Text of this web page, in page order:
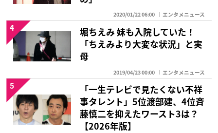
2020/01/22 06:00 エンタメニュース
堀ちえみ 妹も入院していた！
「ちえみより大変な状況」と実
母
2019/04/23 00:00 エンタメニュース
4
「一生テレビで見たくない不祥
事タレント」5位渡部建、4位斉
藤慎二を抑えたワースト3は？
【2026年版】
5